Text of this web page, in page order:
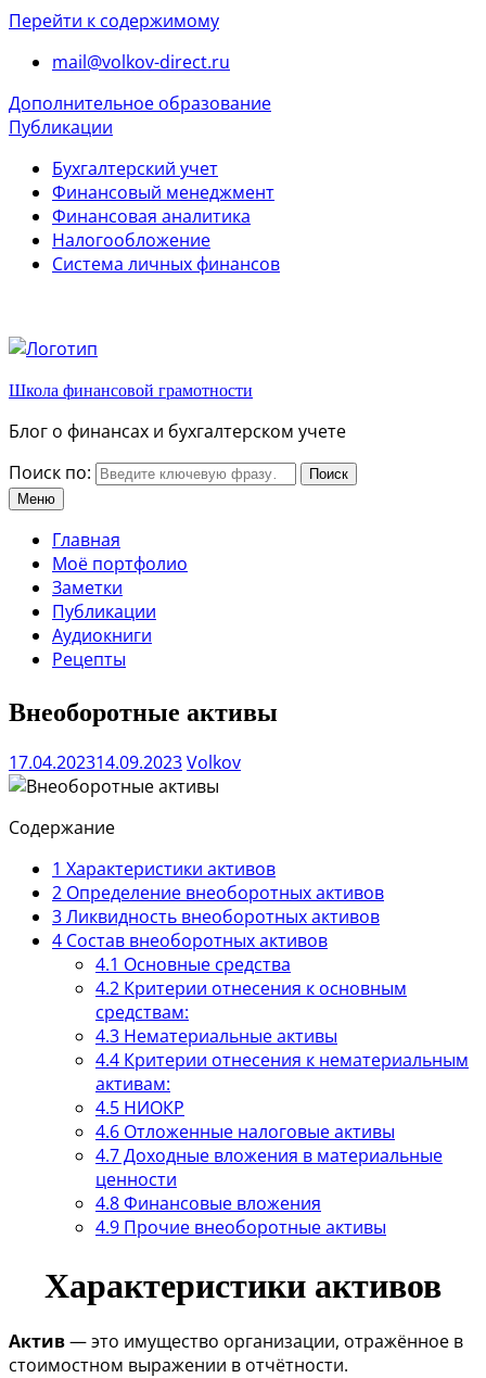
Перейти к содержимому
mail@volkov-direct.ru
Дополнительное образование
Публикации
Бухгалтерский учет
Финансовый менеджмент
Финансовая аналитика
Налогообложение
Система личных финансов
Школа финансовой грамотности
Блог о финансах и бухгалтерском учете
Поиск по:
Меню
Главная
Моё портфолио
Заметки
Публикации
Аудиокниги
Рецепты
Внеоборотные активы
17.04.202314.09.2023Volkov
Содержание
1 Характеристики активов
2 Определение внеоборотных активов
3Ликвидность внеоборотных активов
4 Состав внеоборотных активов
4.1 Основные средства
4.2 Критерии отнесения к основным
средствам:
4.3 Нематериальные активы
4.4 Критерии отнесения к нематериальным
активам:
4.5 НИОКР
4.6 Отложенные налоговые активы
4.7Доходные вложения в материальные
ценности
4.8Финансовые вложения
4.9 Прочие внеоборотные активы
Характеристики активов
Актив— это имущество организации, отражённое в
стоимостном выражении в отчётности.